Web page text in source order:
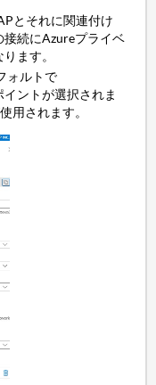
とそれに関連付け
接続にAzureプライベ
ます。
ォルトで
ントが選択されま
用されます。